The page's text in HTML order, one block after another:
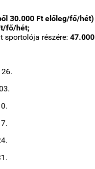
30.000 Ft előleg/fő/hét)
fő/hét;
sportolója részére: